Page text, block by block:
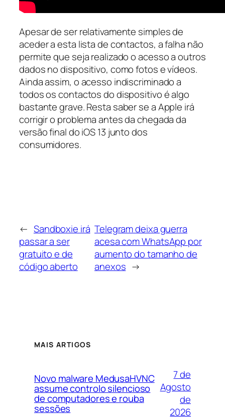
Apesar de ser relativamente simples de
aceder a esta lista de contactos, a falha não
permite que seja realizado o acesso a outros
dados no dispositivo, como fotos e vídeos.
Ainda assim, o acesso indiscriminado a
todos os contactos do dispositivo é algo
bastante grave. Resta saber se a Apple irá
corrigir o problema antes da chegada da
versão final do iOS 13 junto dos
consumidores.
← Sandboxie irá
passar a ser
gratuito e de
código aberto
Telegram deixa guerra
acesa com WhatsApp por
aumento do tamanho de
anexos →
MAIS ARTIGOS
Novo malware MedusaHVNC
assume controlo silencioso
de computadores e rouba
sessões
7 de
Agosto
de
2026